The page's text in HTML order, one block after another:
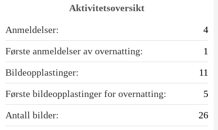
Aktivitetsoversikt
Anmeldelser:
4
Første anmeldelser av overnatting:
1
Bildeopplastinger:
11
Første bildeopplastinger for overnatting:
5
Antall bilder:
26